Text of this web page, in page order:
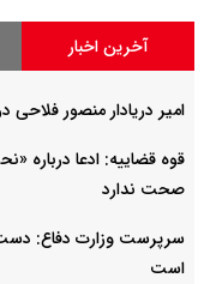
آخرین اخبار
امیر دریادار منصور
قوه قضاییه: ادعا درباره
صحت ندارد
سرپرست وزارت دفاع:
است